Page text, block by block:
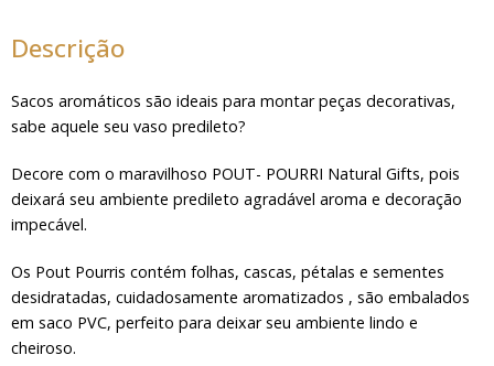
Descrição
Sacos aromáticos são ideais para montar peças decorativas,
sabe aquele seu vaso predileto?
Decore com o maravilhoso POUT- POURRI Natural Gifts, pois
deixará seu ambiente predileto agradável aroma e decoração
impecável.
Os Pout Pourris contém folhas, cascas, pétalas e sementes
desidratadas, cuidadosamente aromatizados , são embalados
em saco PVC, perfeito para deixar seu ambiente lindo e
cheiroso.